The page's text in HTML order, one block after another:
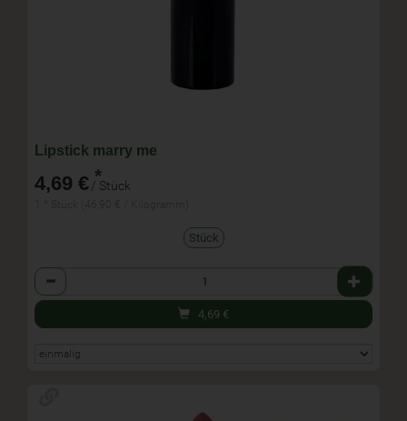
Lipstick marry me
4,69 € *
/ Stück
Stück
Anzahl
4,69 €